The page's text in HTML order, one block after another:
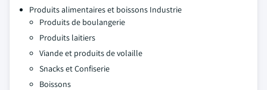
Produits alimentaires et boissons Industrie
Produits de boulangerie
Produits laitiers
Viande et produits de volaille
Snacks et Confiserie
Boissons